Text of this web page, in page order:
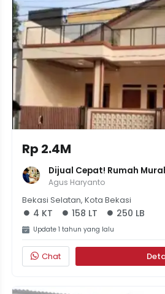
Rp 2.4M
Dijual Cepat! Rumah
Galaxy Bekasi
Agus Haryanto
Bekasi Selatan, Kota Bekasi
4 KT 158 LT 250 LB
Update 1 tahun yang lalu
Chat